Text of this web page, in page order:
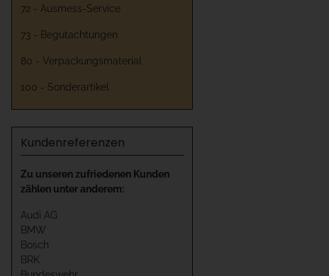
72 - Ausmess-Service
73 - Begutachtungen
80 - Verpackungsmaterial
100 - Sonderartikel
Kundenreferenzen
Zu unseren zufriedenen Kunden
zählen unter anderem:
Audi AG
BMW
Bosch
BRK